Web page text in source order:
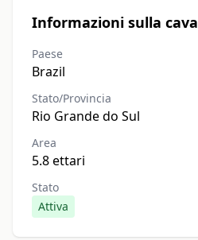
Informazioni sulla cava
Paese
Brazil
Stato/Provincia
Rio Grande do Sul
Area
5.8 ettari
Stato
Attiva